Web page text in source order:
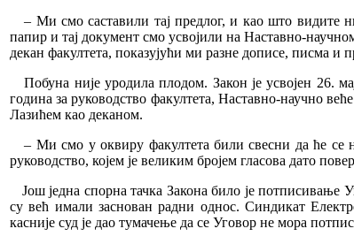
– Ми смо саставили тај предлог, и као што видите
папир и тај документ смо усвојили на Наставно-
декан факултета, показујући ми разне дописе, писма и
Побуна није уродила плодом. Закон је усвојен 26.
година за руководство факултета, Наставно-научно
Лазићем као деканом.
– Ми смо у оквиру факултета били свесни да ће се
руководство, којем је великим бројем гласова дато
Још једна спорна тачка Закона било је потписивање
су већ имали заснован радни однос. Синдикат
касније суд је дао тумачење да се Уговор не мора